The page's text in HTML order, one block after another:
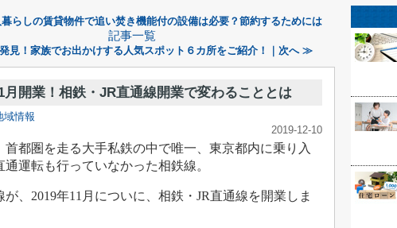
らしの賃貸物件で追い焚き機能付の設備は必要？節約するためには
記事一覧
見！家族でお出かけする人気スポット６カ所をご紹介！｜次へ ≫
月開業！相鉄・JR直通線開業で変わることとは
域情報
2019-12-10
首都圏を走る大手私鉄の中で唯一、東京都内に乗り入
通運転も行っていなかった相鉄線。
が、2019年11月についに、相鉄・JR直通線を開業しま